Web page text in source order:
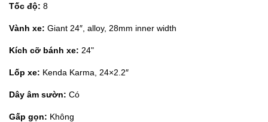
Tốc độ: 8
Vành xe: Giant 24″, alloy, 28mm inner width
Kích cỡ bánh xe: 24"
Lốp xe: Kenda Karma, 24×2.2″
Dây âm sườn: Có
Gấp gọn: Không